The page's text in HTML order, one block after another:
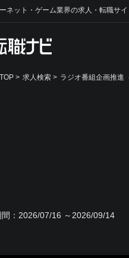
ネット・ゲーム業界の求人・転職サ
> 求人検索 > ラジオ番組企画推進
： 2026/07/16 ～2026/09/14